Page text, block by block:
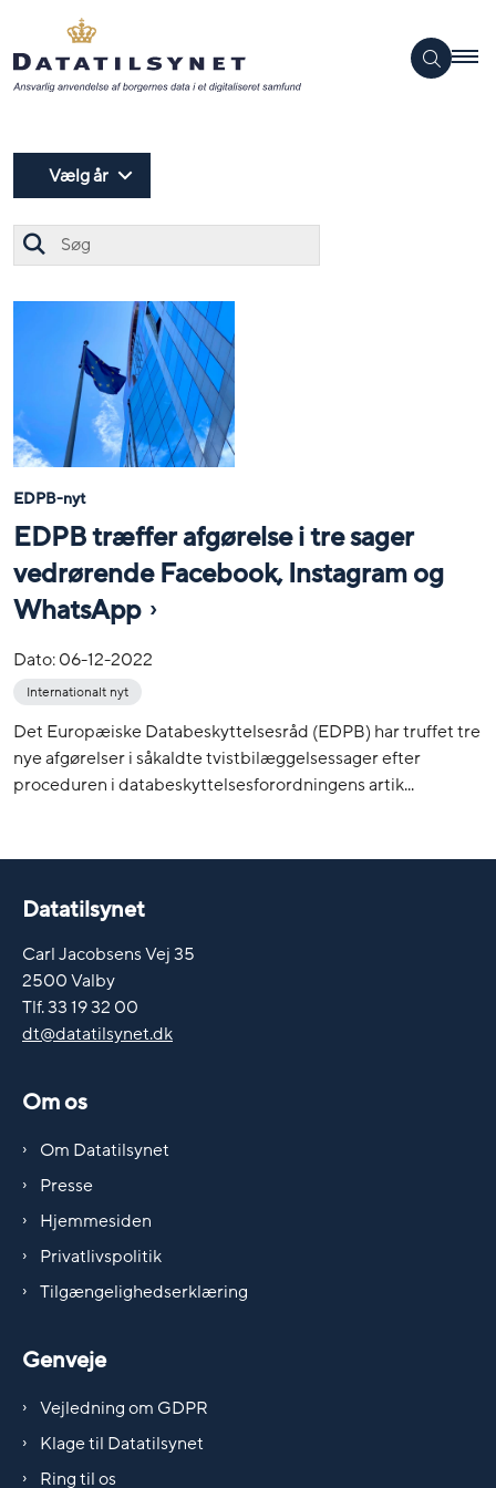
Vælg år
EDPB-nyt
EDPB træffer afgørelse i tre sager
vedrørende Facebook, Instagram og
WhatsApp
Dato:06-12-2022
Internationalt nyt
Det Europæiske Databeskyttelsesråd (EDPB) har truffet tre
nye afgørelser i såkaldte tvistbilæggelsessager efter
proceduren i databeskyttelsesforordningens artik...
Datatilsynet
Carl Jacobsens Vej 35
2500 Valby
Tlf. 33 19 32 00
dt@datatilsynet.dk
Om os
Om Datatilsynet
Presse
Hjemmesiden
Privatlivspolitik
Tilgængelighedserklæring
Genveje
Vejledning om GDPR
Klage til Datatilsynet
Ring til os